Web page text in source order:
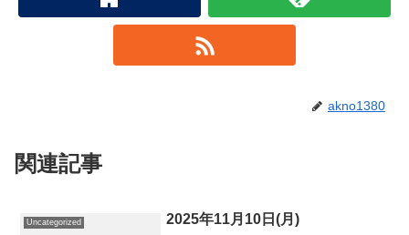
akno1380
関連記事
Uncategorized 2025年11月10日(月)